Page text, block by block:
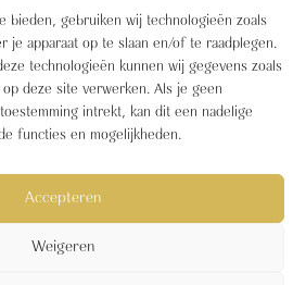
bieden, gebruiken wij technologieën zoals
je apparaat op te slaan en/of te raadplegen.
technologieën kunnen wij gegevens zoals
deze site verwerken. Als je geen
intrekt, kan dit een nadelige
functies en mogelijkheden.
Accepteren
Weigeren
in de stad
5 Volgende »
B Corp